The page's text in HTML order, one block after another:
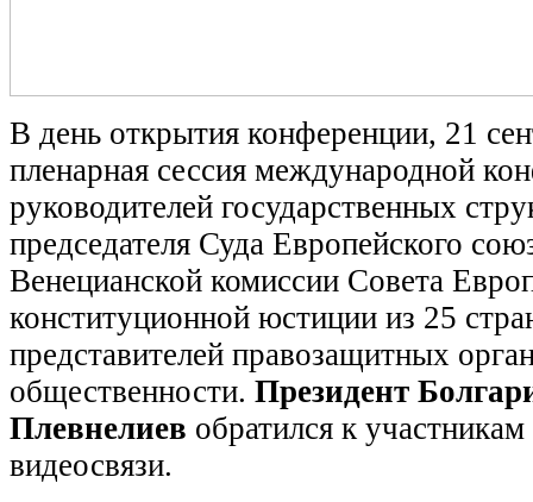
В день открытия конференции, 21
пленарная сессия международной
руководителей государственных
председателя Суда Европейского
Венецианской комиссии Совета
конституционной юстиции из 25
представителей правозащитных
общественности. Президент
Плевнелиев обратился к
видео­связи.